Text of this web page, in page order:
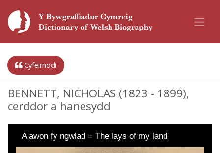
Cyfeirnodi
BENNETT, NICHOLAS (1823 - 1899),
cerddor a hanesydd
Alawon fy ngwlad = The lays of my land